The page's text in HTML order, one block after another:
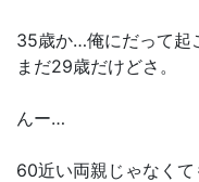
35歳か…俺にだって起
まだ29歳だけどさ。
んー…
60近い両親じゃなくて